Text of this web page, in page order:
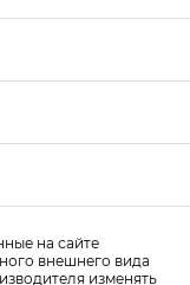
на сайте
внешнего вида
изменять